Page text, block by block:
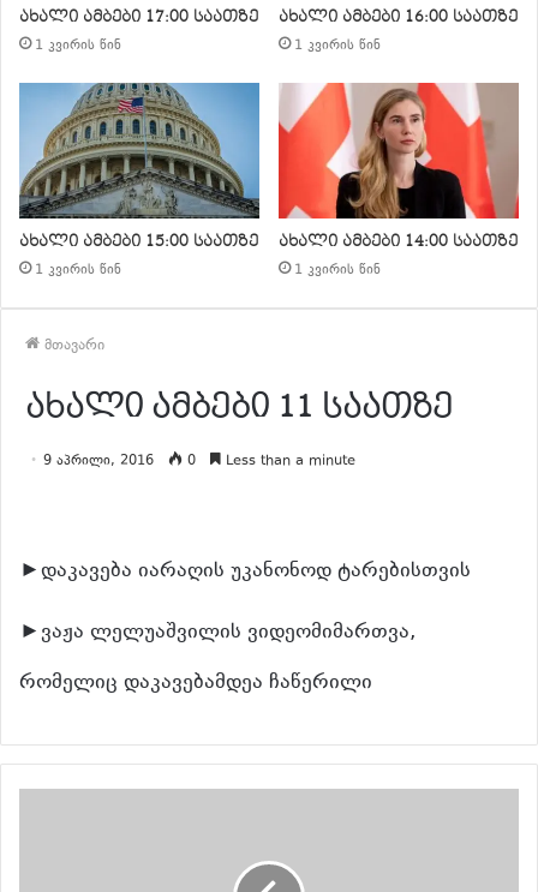
ახალი ამბები 17:00 საათზე
1 კვირის წინ
ახალი ამბები 16:00 საათზე
1 კვირის წინ
ახალი ამბები 15:00 საათზე
1 კვირის წინ
ახალი ამბები 14:00 საათზე
1 კვირის წინ
მთავარი
ახალი ამბები 11 საათზე
9 აპრილი, 2016 0 Less than a minute
►დაკავება იარაღის უკანონოდ ტარებისთვის
►ვაჟა ლელუაშვილის ვიდეომიმართვა,
რომელიც დაკავებამდეა ჩაწერილი